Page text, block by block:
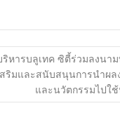
ริหารบลูเทค ซิตี้ร่วมลงนา
สริมและสนับสนุนการนำผ
และนวัตกรรมไปใ